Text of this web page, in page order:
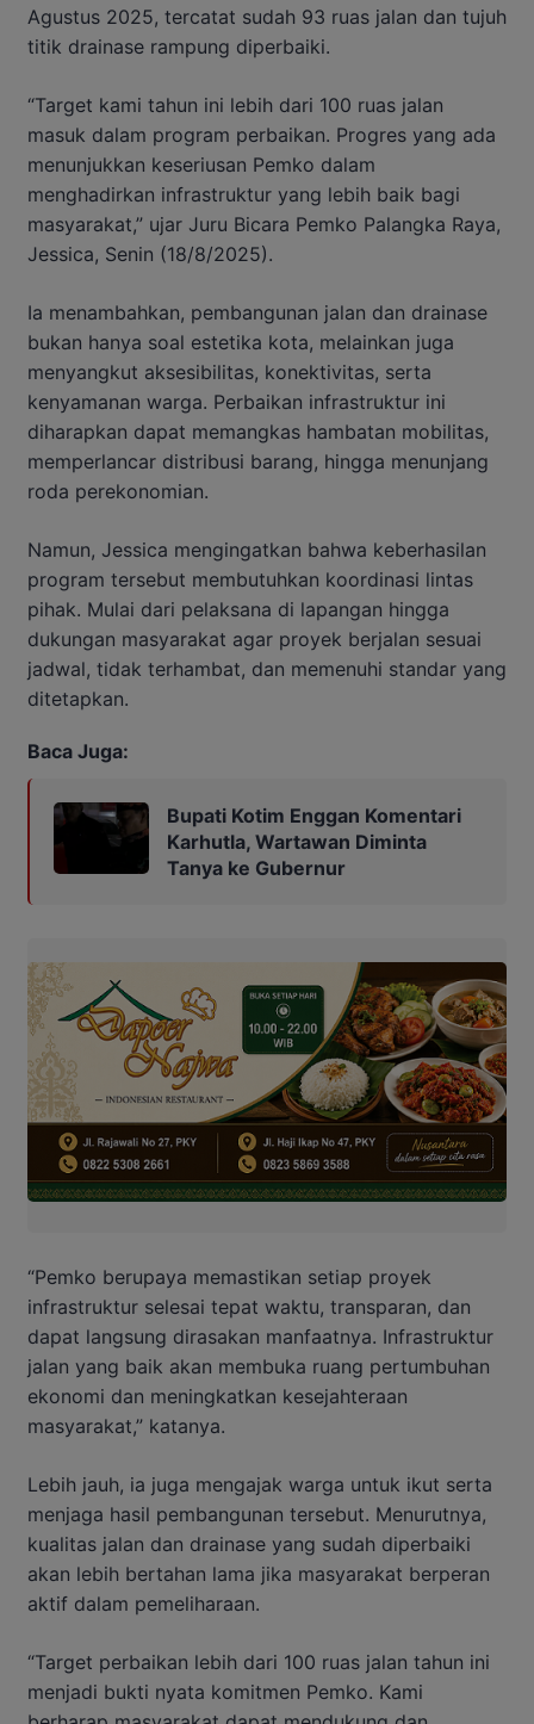
Agustus 2025, tercatat sudah 93 ruas jalan dan tujuh
titik drainase rampung diperbaiki.
“Target kami tahun ini lebih dari 100 ruas jalan
masuk dalam program perbaikan. Progres yang ada
menunjukkan keseriusan Pemko dalam
menghadirkan infrastruktur yang lebih baik bagi
masyarakat,” ujar Juru Bicara Pemko Palangka Raya,
Jessica, Senin (18/8/2025).
Ia menambahkan, pembangunan jalan dan drainase
bukan hanya soal estetika kota, melainkan juga
menyangkut aksesibilitas, konektivitas, serta
kenyamanan warga. Perbaikan infrastruktur ini
diharapkan dapat memangkas hambatan mobilitas,
memperlancar distribusi barang, hingga menunjang
roda perekonomian.
Namun, Jessica mengingatkan bahwa keberhasilan
program tersebut membutuhkan koordinasi lintas
pihak. Mulai dari pelaksana di lapangan hingga
dukungan masyarakat agar proyek berjalan sesuai
jadwal, tidak terhambat, dan memenuhi standar yang
ditetapkan.
Baca Juga:
Bupati Kotim Enggan Komentari
Karhutla, Wartawan Diminta
Tanya ke Gubernur
“Pemko berupaya memastikan setiap proyek
infrastruktur selesai tepat waktu, transparan, dan
dapat langsung dirasakan manfaatnya. Infrastruktur
jalan yang baik akan membuka ruang pertumbuhan
ekonomi dan meningkatkan kesejahteraan
masyarakat,” katanya.
Lebih jauh, ia juga mengajak warga untuk ikut serta
menjaga hasil pembangunan tersebut. Menurutnya,
kualitas jalan dan drainase yang sudah diperbaiki
akan lebih bertahan lama jika masyarakat berperan
aktif dalam pemeliharaan.
“Target perbaikan lebih dari 100 ruas jalan tahun ini
menjadi bukti nyata komitmen Pemko. Kami